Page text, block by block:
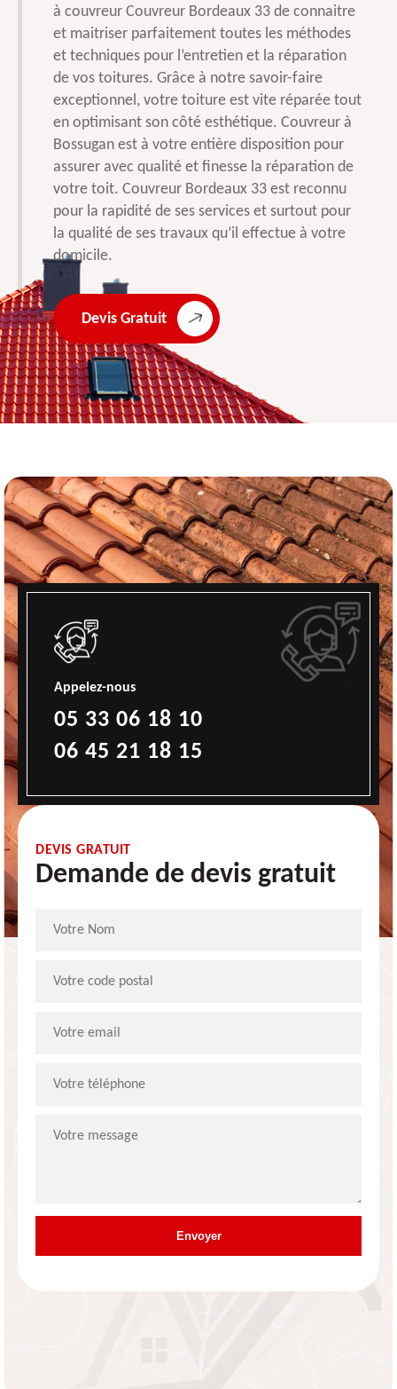
à couvreur Couvreur Bordeaux 33 de connaitre
et maitriser parfaitement toutes les méthodes
et techniques pour l’entretien et la réparation
de vos toitures. Grâce à notre savoir-faire
exceptionnel, votre toiture est vite réparée tout
en optimisant son côté esthétique. Couvreur à
Bossugan est à votre entière disposition pour
assurer avec qualité et finesse la réparation de
votre toit. Couvreur Bordeaux 33 est reconnu
pour la rapidité de ses services et surtout pour
la qualité de ses travaux qu’il effectue à votre
domicile.
Devis Gratuit
Appelez-nous
05 33 06 18 10
06 45 21 18 15
DEVIS GRATUIT
Demande de devis gratuit